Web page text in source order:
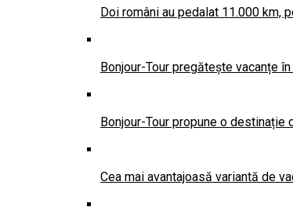
Doi români au pedalat 11.000 km,
Bonjour-Tour pregătește vacanțe
Bonjour-Tour propune o destinație
Cea mai avantajoasă variantă de